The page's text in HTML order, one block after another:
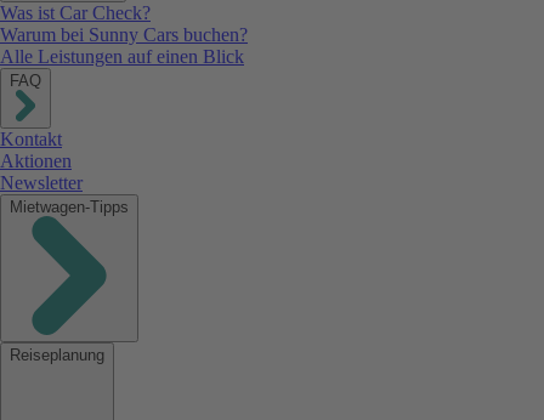
Was ist Car Check?
Warum bei Sunny Cars buchen?
Alle Leistungen auf einen Blick
FAQ
Kontakt
Aktionen
Newsletter
Mietwagen-Tipps
Reiseplanung